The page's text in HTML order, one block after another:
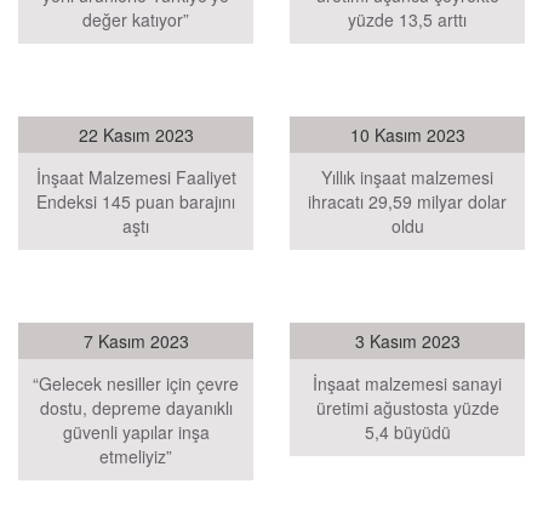
değer katıyor”
yüzde 13,5 arttı
22 Kasım 2023
İnşaat Malzemesi Faaliyet
Endeksi 145 puan barajını
aştı
10 Kasım 2023
Yıllık inşaat malzemesi
ihracatı 29,59 milyar dolar
oldu
7 Kasım 2023
“Gelecek nesiller için çevre
dostu, depreme dayanıklı
güvenli yapılar inşa
etmeliyiz”
3 Kasım 2023
İnşaat malzemesi sanayi
üretimi ağustosta yüzde
5,4 büyüdü